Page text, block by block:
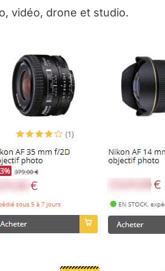
vidéo, drone et studio.